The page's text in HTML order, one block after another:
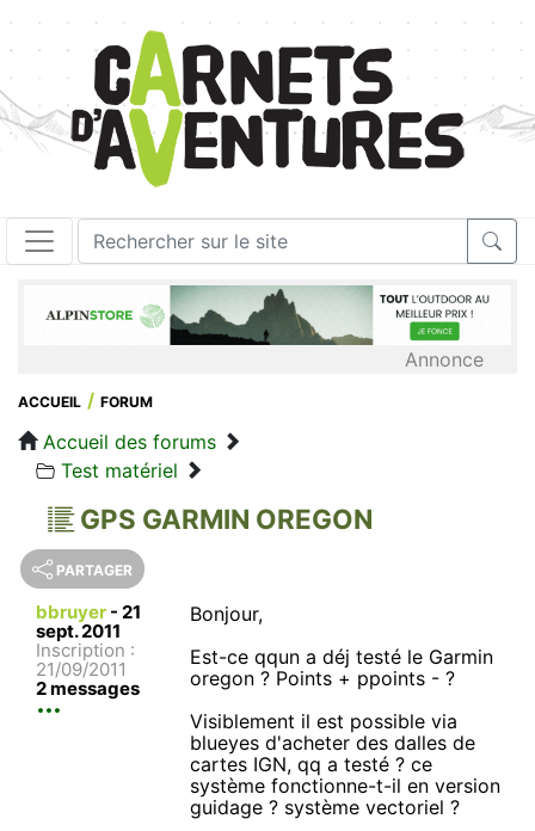
Annonce
ACCUEIL FORUM
Accueil des forums
Test matériel
GPS GARMIN OREGON
PARTAGER
bbruyer - 21
sept. 2011
Inscription :
21/09/2011
2 messages
Bonjour,
Est-ce qqun a déj testé le Garmin
oregon ? Points + ppoints - ?
Visiblement il est possible via
blueyes d'acheter des dalles de
cartes IGN, qq a testé ? ce
système fonctionne-t-il en version
guidage ? système vectoriel ?